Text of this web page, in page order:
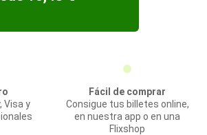
Visa y
Fácil de comprar
Consigue tus billetes online,
en nuestra app o en una
Flixshop